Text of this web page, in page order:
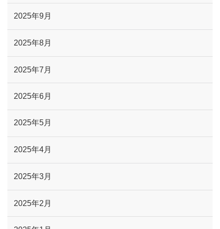
2025年9月
2025年8月
2025年7月
2025年6月
2025年5月
2025年4月
2025年3月
2025年2月